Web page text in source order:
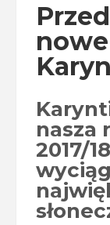
nasza
2017/